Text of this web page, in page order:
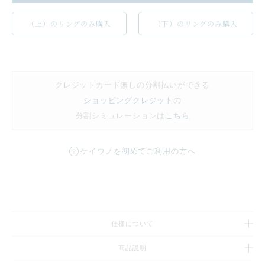
（上）のリングのみ購入 （下）のリングのみ購入
クレジットカード無しの分割払いができる
ショッピングクレジット の
分割シミュレーションは こちら
ケイウノを初めてご利用の方へ
商品説明
仕様について